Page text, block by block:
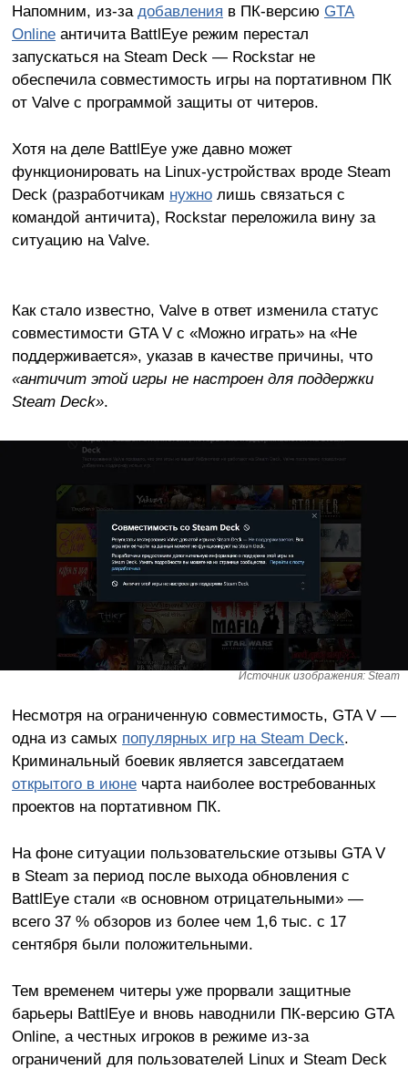
Напомним, из-за добавления в ПК-версию GTA
Onlineантичита BattlEye режим перестал
запускаться на Steam Deck — Rockstar не
обеспечила совместимость игры на портативном ПК
от Valve с программой защиты от читеров.
Хотя на деле BattlEye уже давно может
функционировать на Linux-устройствах вроде Steam
Deck (разработчикам нужнолишь связаться с
командой античита), Rockstar переложила вину за
ситуацию на Valve.
Как стало известно, Valve в ответ изменила статус
совместимости GTA V с «Можно играть» на «Не
поддерживается», указав в качестве причины, что
«античит этой игры не настроен для поддержки
Steam Deck».
Источник изображения: Steam
Несмотря на ограниченную совместимость, GTA V —
одна из самых популярных игр на Steam Deck.
Криминальный боевик является завсегдатаем
открытого в июнечарта наиболее востребованных
проектов на портативном ПК.
На фоне ситуации пользовательские отзывы GTA V
в Steam за период после выхода обновления с
BattlEye стали «в основном отрицательными» —
всего 37 % обзоров из более чем 1,6 тыс. с 17
сентября были положительными.
Тем временем читеры уже прорвали защитные
барьеры BattlEye и вновь наводнили ПК-версию GTA
Online, а честных игроков в режиме из-за
ограничений для пользователей Linux и Steam Deck